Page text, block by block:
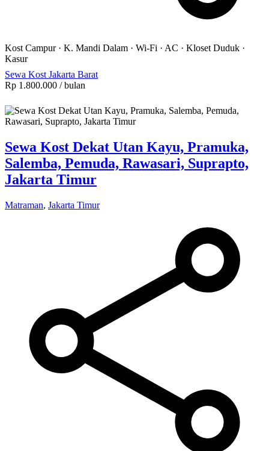
Kost Campur· K. Mandi Dalam · Wi-Fi · AC · Kloset Duduk ·
Kasur
Sewa Kost Jakarta Barat
Rp 1.800.000 / bulan
Sewa Kost Dekat Utan Kayu, Pramuka,
Salemba, Pemuda, Rawasari, Suprapto,
Jakarta Timur
Matraman, Jakarta Timur